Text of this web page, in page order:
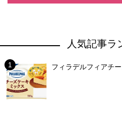
人気記事ラ
フィラデルフィアチ